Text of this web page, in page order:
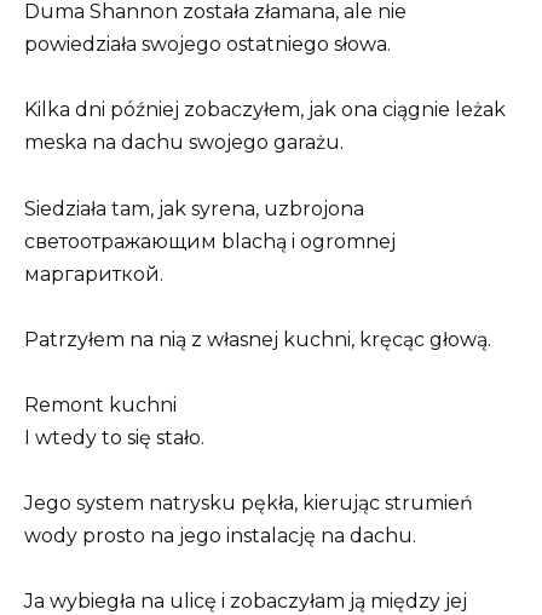
Duma Shannon została złamana, ale nie
powiedziała swojego ostatniego słowa.
Kilka dni później zobaczyłem, jak ona ciągnie leżak
meska na dachu swojego garażu.
Siedziała tam, jak syrena, uzbrojona
светоотражающим blachą i ogromnej
маргариткой.
Patrzyłem na nią z własnej kuchni, kręcąc głową.
Remont kuchni
I wtedy to się stało.
Jego system natrysku pękła, kierując strumień
wody prosto na jego instalację na dachu.
Ja wybiegła na ulicę i zobaczyłam ją między jej